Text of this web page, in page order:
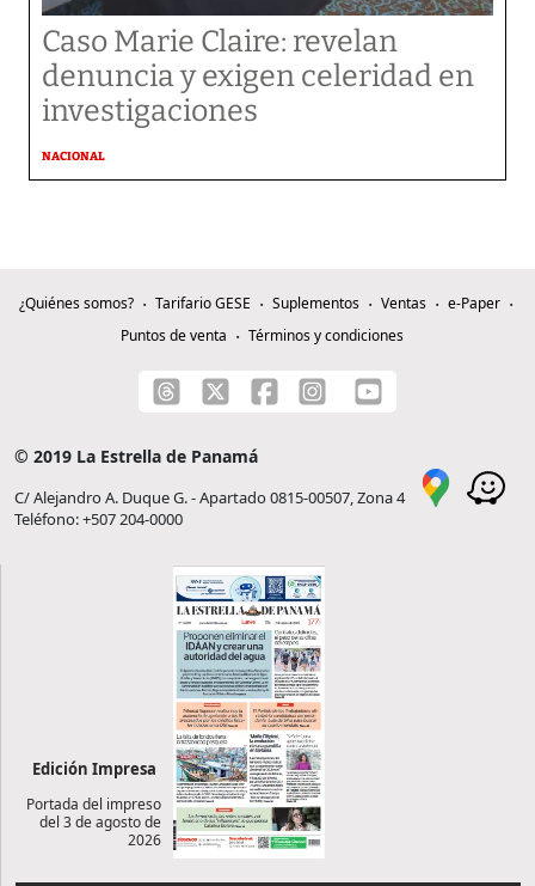
Caso Marie Claire: revelan
denuncia y exigen celeridad en
investigaciones
NACIONAL
¿Quiénes somos? Tarifario GESE Suplementos Ventas
e-Paper
Puntos de venta
Términos y condiciones
© 2019 La Estrella de Panamá
C/ Alejandro A. Duque G. - Apartado 0815-00507, Zona 4
Teléfono: +507 204-0000
Edición Impresa
Portada del impreso
del 3 de agosto de
2026